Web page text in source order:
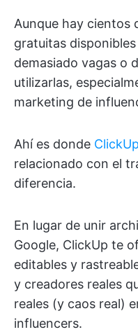
Aunque hay cientos
gratuitas
demasiado vagas o
utilizarlas,
marketing de
Ahí es donde ClickUp
relacionado con el
diferencia.
En lugar de unir
Google, ClickUp te
editables y
y creadores reales
reales (y caos real)
influencers.